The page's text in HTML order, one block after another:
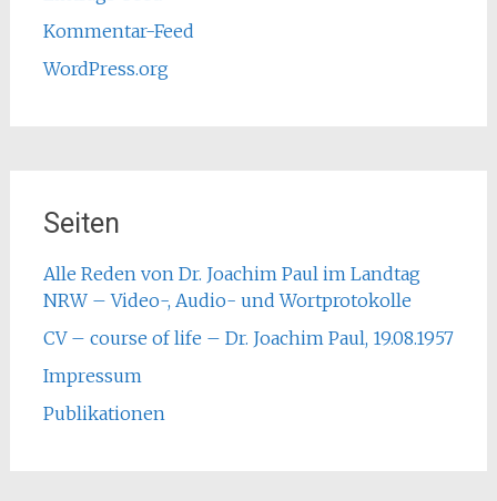
Kommentar-Feed
WordPress.org
Seiten
Alle Reden von Dr. Joachim Paul im Landtag
NRW – Video-, Audio- und Wortprotokolle
CV – course of life – Dr. Joachim Paul, 19.08.1957
Impressum
Publikationen